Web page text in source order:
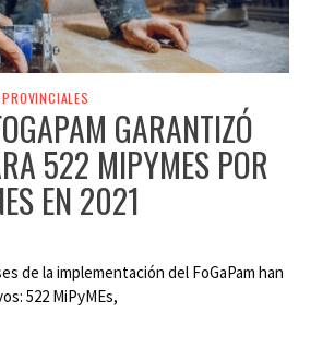
PROVINCIALES
GARANTIZÓ
522 MIPYMES POR
EN 2021
de la implementación del FoGaPam han
522 MiPyMEs,